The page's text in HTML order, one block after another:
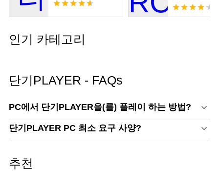
인기 카테고리
단기PLAYER - FAQs
PC에서 단기PLAYER을(를) 플레이 하는 방법?
단기PLAYER PC 최소 요구 사양?
추천